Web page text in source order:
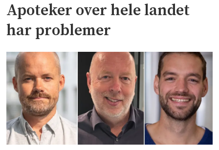
Apoteker over hele landet
har problemer